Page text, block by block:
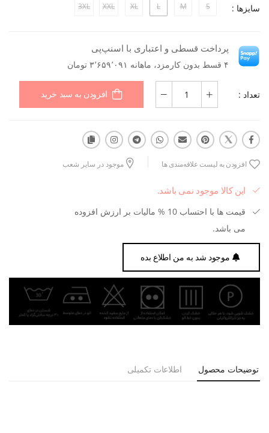
سایزها : S
M
L
XL
XXL
3XL
پرداخت قسطی و اعتباری با اسنپ‌پی
۴ قسط بدون کارمزد، ماهانه ۳٬۶۵۹٬۰۹۱ تومان
تعداد : افزودن به سبد خرید
افزودن به لیست علاقه‌مندی ها موجود در سایر شعب
این کالا موجود نمی باشد.
قیمت ها با احتساب 10 % مالیات بر ارزش افزوده
می باشد.
موجود شد به من اطلاع بده
توضیحات محصول اطلاعات تکمیلی